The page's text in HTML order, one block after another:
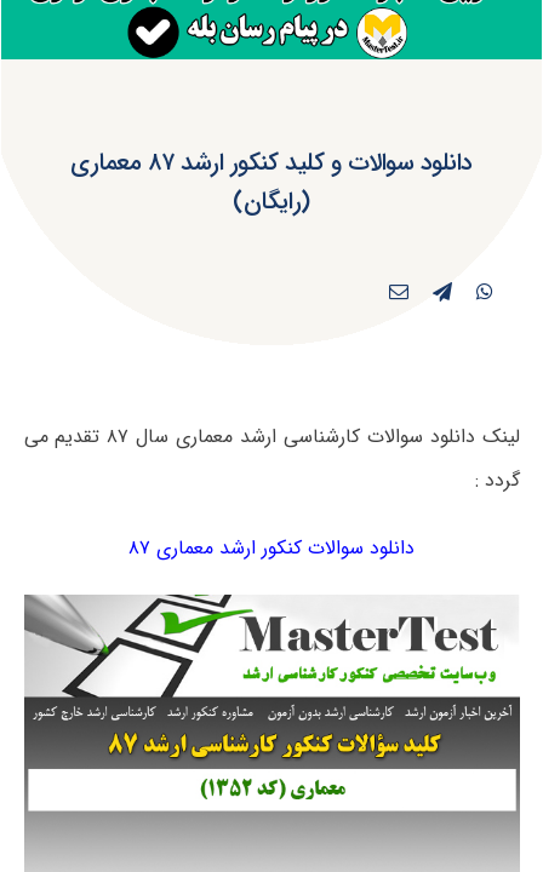
دانلود سوالات و کلید کنکور ارشد ۸۷ معماری
(رایگان)
لینک دانلود سوالات کارشناسی ارشد معماری سال ۸۷ تقدیم می
گردد :
دانلود سوالات کنکور ارشد معماری ۸۷